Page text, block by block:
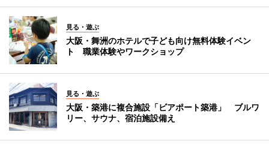
見る・遊ぶ
大阪・舞洲のホテルで子ども向け無料体験イベン
ト 職業体験やワークショップ
見る・遊ぶ
大阪・築港に複合施設「ビアポート築港」 ブルワ
リー、サウナ、宿泊施設備え